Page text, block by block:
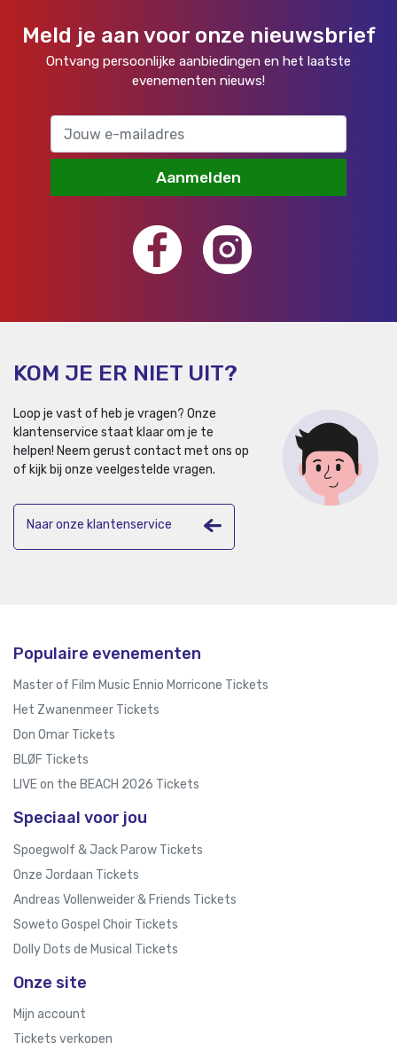
Meld je aan voor onze nieuwsbrief
Ontvang persoonlijke aanbiedingen en het laatste
evenementen nieuws!
Aanmelden
KOM JE ER NIET UIT?
Loop je vast of heb je vragen? Onze
klantenservice staat klaar om je te
helpen! Neem gerust contact met ons op
of kijk bij onze veelgestelde vragen.
Naar onze klantenservice
Populaire evenementen
Master of Film Music Ennio Morricone Tickets
Het Zwanenmeer Tickets
Don Omar Tickets
BLØF Tickets
LIVE on the BEACH 2026 Tickets
Speciaal voor jou
Spoegwolf & Jack Parow Tickets
Onze Jordaan Tickets
Andreas Vollenweider & Friends Tickets
Soweto Gospel Choir Tickets
Dolly Dots de Musical Tickets
Onze site
Mijn account
Tickets verkopen